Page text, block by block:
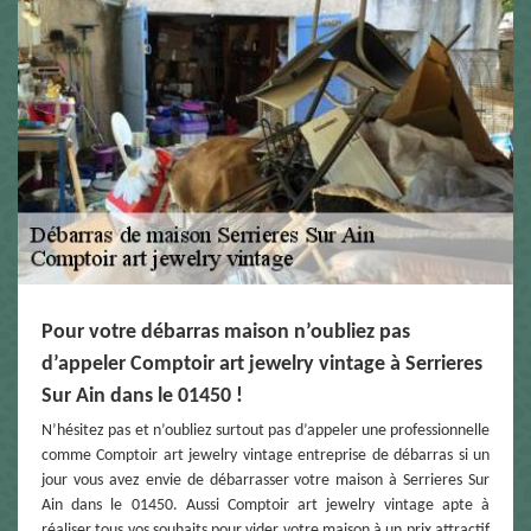
Pour votre débarras maison n’oubliez pas
d’appeler Comptoir art jewelry vintage à Serrieres
Sur Ain dans le 01450 !
N’hésitez pas et n’oubliez surtout pas d’appeler une professionnelle
comme Comptoir art jewelry vintage entreprise de débarras si un
jour vous avez envie de débarrasser votre maison à Serrieres Sur
Ain dans le 01450. Aussi Comptoir art jewelry vintage apte à